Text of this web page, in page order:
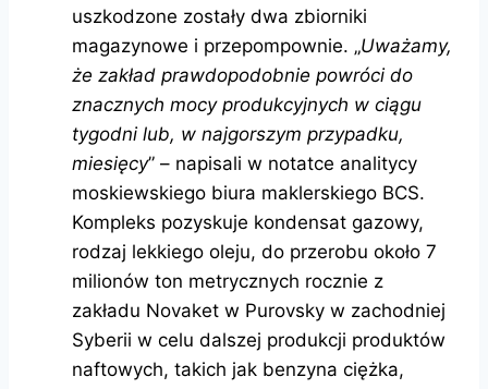
uszkodzone zostały dwa zbiorniki
magazynowe i przepompownie. „Uważamy,
że zakład prawdopodobnie powróci do
znacznych mocy produkcyjnych w ciągu
tygodni lub, w najgorszym przypadku,
miesięcy” – napisali w notatce analitycy
moskiewskiego biura maklerskiego BCS.
Kompleks pozyskuje kondensat gazowy,
rodzaj lekkiego oleju, do przerobu około 7
milionów ton metrycznych rocznie z
zakładu Novaket w Purovsky w zachodniej
Syberii w celu dalszej produkcji produktów
naftowych, takich jak benzyna ciężka,